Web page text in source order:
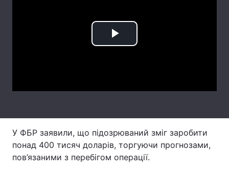
Тема оформлення
Play
У ФБР заявили, що підозрюваний зміг заробити
понад 400 тисяч доларів, торгуючи прогнозами,
пов’язаними з перебігом операції.